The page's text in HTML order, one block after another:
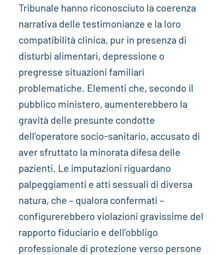
Tribunale hanno riconosciuto la coerenza
narrativa delle testimonianze e la loro
compatibilità clinica, pur in presenza di
disturbi alimentari, depressione o
pregresse situazioni familiari
problematiche. Elementi che, secondo il
pubblico ministero, aumenterebbero la
gravità delle presunte condotte
dell’operatore socio-sanitario, accusato di
aver sfruttato la minorata difesa delle
pazienti. Le imputazioni riguardano
palpeggiamenti e atti sessuali di diversa
natura, che – qualora confermati –
configurerebbero violazioni gravissime del
rapporto fiduciario e dell’obbligo
professionale di protezione verso persone